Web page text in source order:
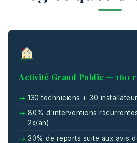
Activité Grand Public — 160
130 techniciens + 30
80% d'interventions
2x/an)
30% de reports suite aux avis